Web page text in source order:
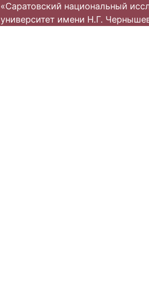
«Саратовский национальный
университет имени Н.Г.